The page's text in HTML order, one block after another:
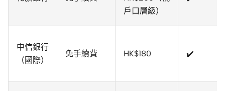
戶口層級）
中信銀行
（國際）
免手續費 HK$180 ✔️